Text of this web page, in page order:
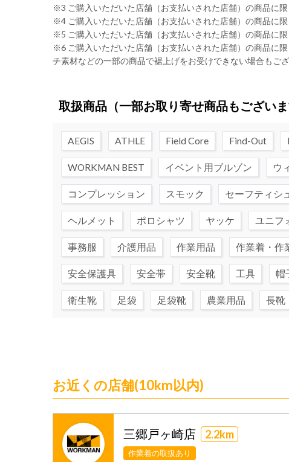
※3 ご購入いただいた店舗（お支払いされた店舗）の商品に限
※4 ご購入いただいた店舗（お支払いされた店舗）の商品に限
※5 ご購入いただいた店舗（お支払いされた店舗）の商品に限
※6 ご購入いただいた店舗（お支払いされた店舗）の商品に
チ素材などの一部の商品で裾上げをお受けできない場合もご
取扱商品 （一部お取り寄せ商品もございま
AEGIS ATHLE Field Core Find-Out
WORKMAN BEST イベント用ブルゾン ウ
コンプレッション スモック セーフティシ
ヘルメット ポロシャツ ヤッケ ユニフ
事務服 介護用品 作業用品 作業着・作
安全保護具 安全帯 安全靴 工具 帽
衛生靴 足袋 足袋靴 農業用品 長靴
お近くの店舗(10km以内)
三郷戸ヶ崎店 2.2km
作業着の取扱あり